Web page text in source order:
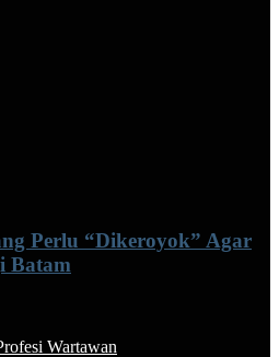
Perlu “Dikeroyok” Agar
Batam
Wartawan